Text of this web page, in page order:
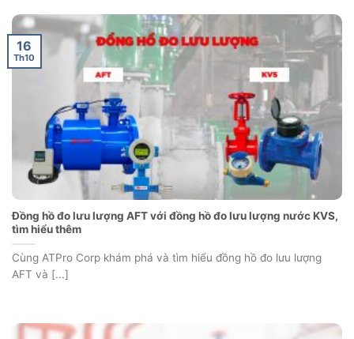
Đồng hồ đo lưu lượng AFT với đồng hồ đo lưu lượng nước KVS,
tìm hiểu thêm
Cùng ATPro Corp khám phá và tìm hiểu đồng hồ đo lưu lượng
AFT và [...]
16
Th10